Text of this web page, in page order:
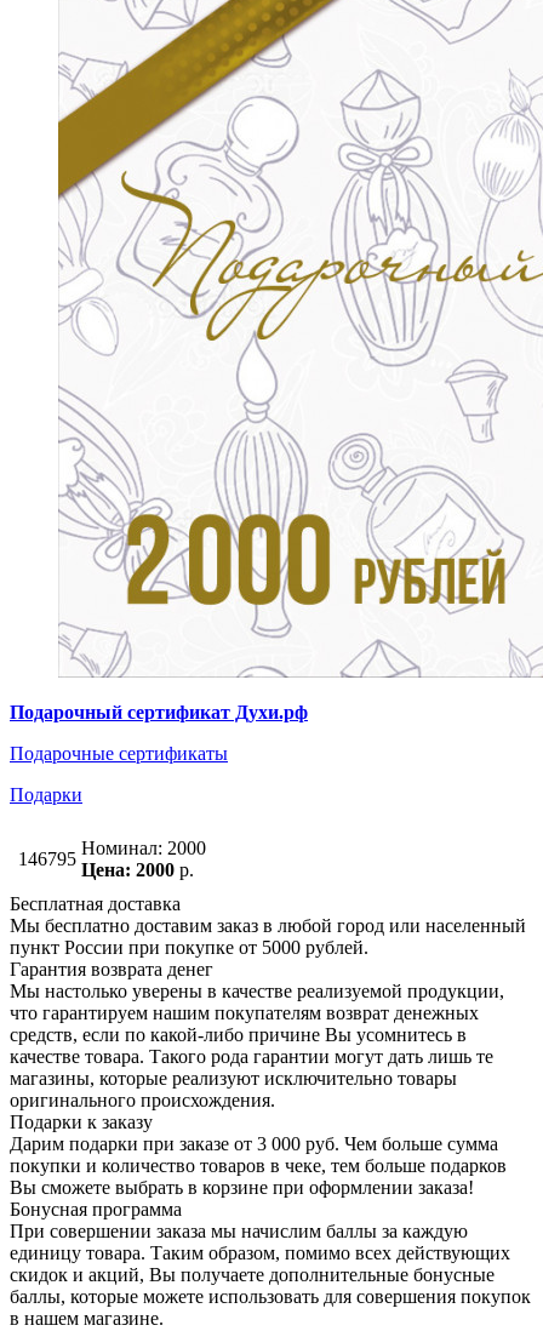
Подарочный сертификат Духи.рф
Подарочные сертификаты
Подарки
146795
Номинал: 2000
Цена: 2000 р.
Бесплатная доставка
Мы бесплатно доставим заказ в любой город или населенный
пункт России при покупке от 5000 рублей.
Гарантия возврата денег
Мы настолько уверены в качестве реализуемой продукции,
что гарантируем нашим покупателям возврат денежных
средств, если по какой-либо причине Вы усомнитесь в
качестве товара. Такого рода гарантии могут дать лишь те
магазины, которые реализуют исключительно товары
оригинального происхождения.
Подарки к заказу
Дарим подарки при заказе от 3 000 руб. Чем больше сумма
покупки и количество товаров в чеке, тем больше подарков
Вы сможете выбрать в корзине при оформлении заказа!
Бонусная программа
При совершении заказа мы начислим баллы за каждую
единицу товара. Таким образом, помимо всех действующих
скидок и акций, Вы получаете дополнительные бонусные
баллы, которые можете использовать для совершения покупок
в нашем магазине.